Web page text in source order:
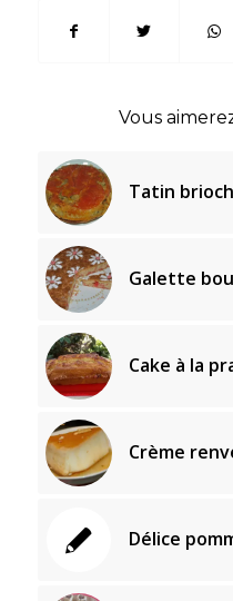
Vous
Tatin
Galette
Cake à la
Crème
Délice